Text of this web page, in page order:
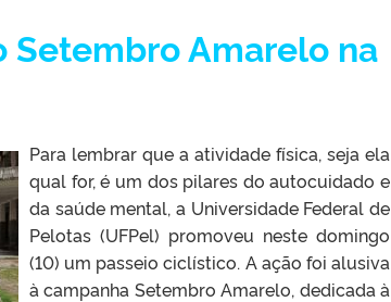
Setembro Amarelo na
Para lembrar que a atividade física, seja ela
qual for, é um dos pilares do autocuidado e
da saúde mental, a Universidade Federal de
Pelotas (UFPel) promoveu neste domingo
(10) um passeio ciclístico. A ação foi alusiva
à campanha Setembro Amarelo, dedicada à